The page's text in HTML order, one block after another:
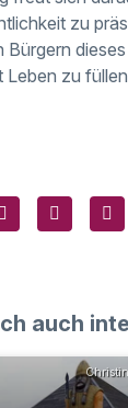
zu
Bürgern
Leben zu
auch